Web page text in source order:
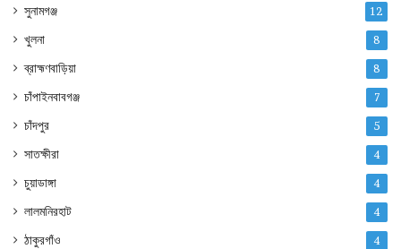
সুনামগঞ্জ 12
খুলনা 8
ব্রাহ্মণবাড়িয়া 8
চাঁপাইনবাবগঞ্জ 7
চাঁদপুর 5
সাতক্ষীরা 4
চুয়াডাঙ্গা 4
লালমনিরহাট 4
ঠাকুরগাঁও 4